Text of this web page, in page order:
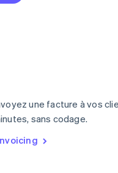
une facture à vos
sans codage.
Zélande
English